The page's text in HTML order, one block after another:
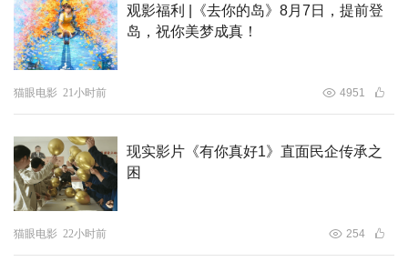
观影福利 |《去你的岛》8月7日，提前登
岛，祝你美梦成真！
猫眼电影 21小时前 4951
现实影片《有你真好1》直面民企传承之
困
猫眼电影 22小时前 254